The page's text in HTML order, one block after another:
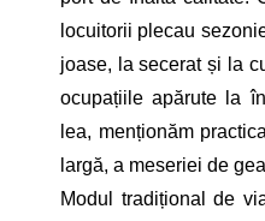
locuitorii plecau
joase, la secerat și la
ocupațiile apărute la
lea, menționăm
largă, a meseriei de
Modul tradițional de